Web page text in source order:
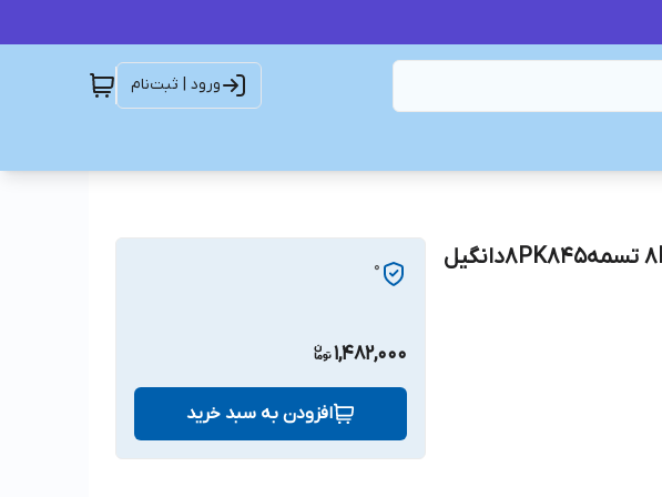
ورود | ثبت‌نام
8PK845 BELT DONGIL SUPER STAR تسمه8PK845دانگیل
0
1,482,000
افزودن به سبد خرید